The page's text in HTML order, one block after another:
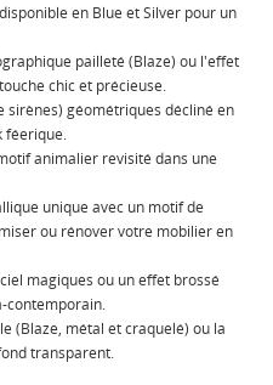
en Blue et Silver pour un
pailleté (Blaze) ou l'effet
chic et précieuse.
sirènes) géométriques décliné en
féerique.
animalier revisité dans une
unique avec un motif de
ou rénover votre mobilier en
magiques ou un effet brossé
contemporain.
(Blaze, métal et craquelé) ou la
transparent.